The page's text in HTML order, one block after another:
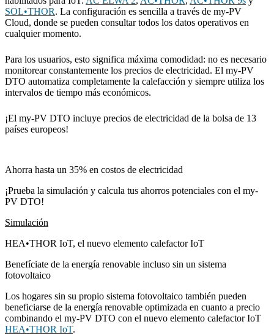
SOL•THOR. La configuración es sencilla a través de my-PV
Cloud, donde se pueden consultar todos los datos operativos en
cualquier momento.
Para los usuarios, esto significa máxima comodidad: no es necesario
monitorear constantemente los precios de electricidad. El my-PV
DTO automatiza completamente la calefacción y siempre utiliza los
intervalos de tiempo más económicos.
¡El my-PV DTO incluye precios de electricidad de la bolsa de 13
países europeos!
Ahorra hasta un 35% en costos de electricidad
¡Prueba la simulación y calcula tus ahorros potenciales con el my-
PV DTO!
Simulación
HEA•THOR IoT, el nuevo elemento calefactor IoT
Benefíciate de la energía renovable incluso sin un sistema
fotovoltaico
Los hogares sin su propio sistema fotovoltaico también pueden
beneficiarse de la energía renovable optimizada en cuanto a precio
combinando el my-PV DTO con el nuevo elemento calefactor IoT
HEA•THOR IoT.